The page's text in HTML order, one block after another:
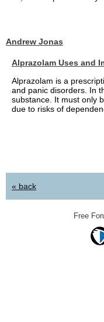
Andrew Jonas
Alprazolam Uses and
Alprazolam is a
and panic disorders. In
substance. It must only
due to risks of
« back
Free